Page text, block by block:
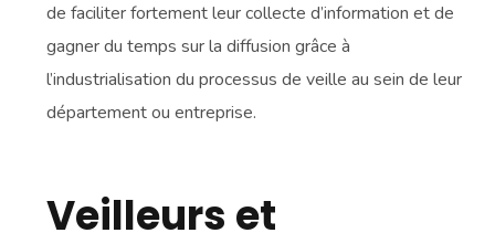
de faciliter fortement leur collecte d’information et de
gagner du temps sur la diffusion grâce à
l’industrialisation du processus de veille au sein de leur
département ou entreprise.
Veilleurs et